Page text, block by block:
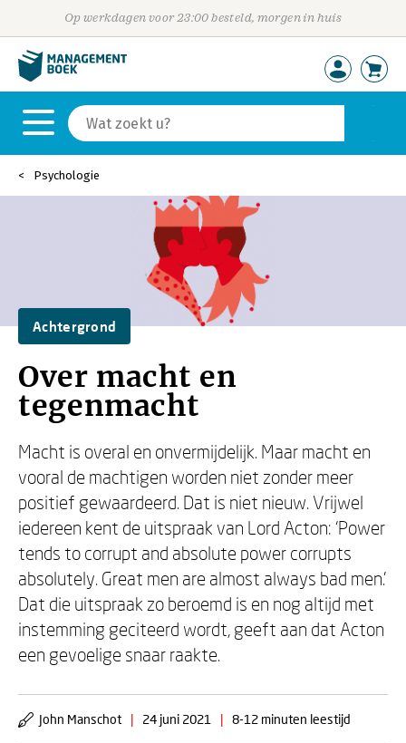
Op werkdagen voor 23:00 besteld, morgen in huis
Psychologie
Achtergrond
Over macht en
tegenmacht
Macht is overal en onvermijdelijk. Maar macht en
vooral de machtigen worden niet zonder meer
positief gewaardeerd. Dat is niet nieuw. Vrijwel
iedereen kent de uitspraak van Lord Acton: ‘Power
tends to corrupt and absolute power corrupts
absolutely. Great men are almost always bad men.'
Dat die uitspraak zo beroemd is en nog altijd met
instemming geciteerd wordt, geeft aan dat Acton
een gevoelige snaar raakte.
John Manschot | 24 juni 2021 | 8-12 minuten leestijd